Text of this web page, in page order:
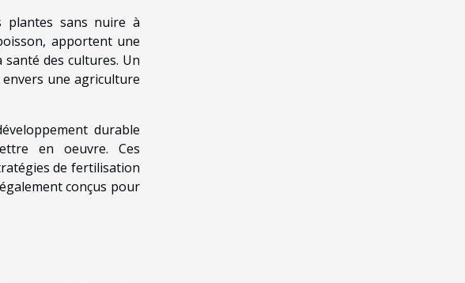
sans nuire à
apportent une
des cultures. Un
une agriculture
durable
en oeuvre. Ces
de fertilisation
conçus pour